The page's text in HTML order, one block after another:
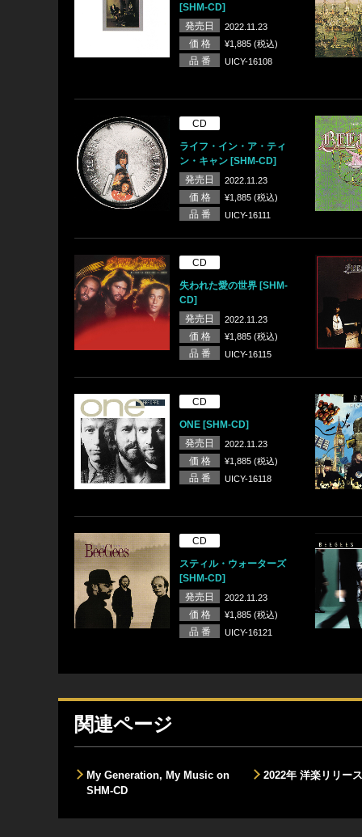
[SHM-CD]
発売日
2022.11.23
価 格 ¥1,885 (税込)
品 番 UICY-16108
CD
ライフ・イン・ア・ティ
ン・キャン [SHM-CD]
発売日
2022.11.23
価 格 ¥1,885 (税込)
品 番 UICY-16111
CD
失われた愛の世界 [SHM-
CD]
発売日
2022.11.23
価 格 ¥1,885 (税込)
品 番 UICY-16115
CD
ONE [SHM-CD]
発売日
2022.11.23
価 格 ¥1,885 (税込)
品 番 UICY-16118
CD
スティル・ウォーターズ
[SHM-CD]
発売日
2022.11.23
価 格 ¥1,885 (税込)
品 番 UICY-16121
関連ページ
My Generation, My Music on
SHM-CD
2022年 洋楽リリー